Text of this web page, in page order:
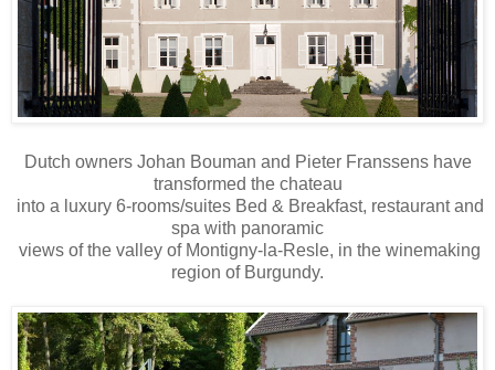
Dutch owners Johan Bouman and Pieter Franssens have
transformed the chateau
into a luxury 6-rooms/suites Bed & Breakfast, restaurant and
spa with panoramic
views of the valley of Montigny-la-Resle, in the winemaking
region of Burgundy.